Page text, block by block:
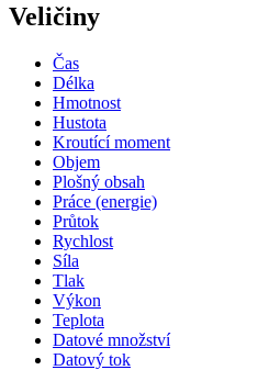
Veličiny
Čas
Délka
Hmotnost
Hustota
Kroutící moment
Objem
Plošný obsah
Práce (energie)
Průtok
Rychlost
Síla
Tlak
Výkon
Teplota
Datové množství
Datový tok